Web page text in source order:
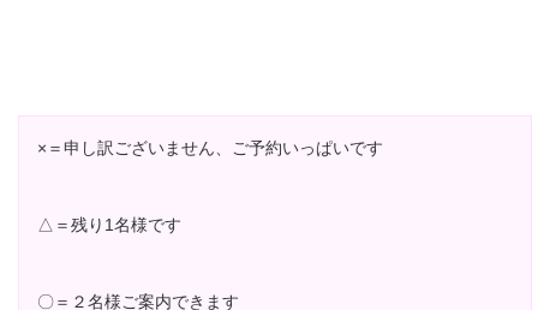
×＝申し訳ございません、ご予約いっぱいです
△＝残り1名様です
〇＝２名様ご案内できます